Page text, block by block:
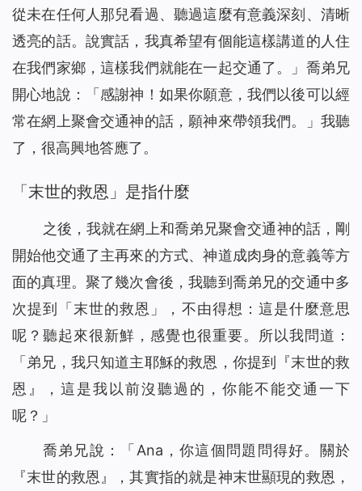
從未在任何人那兒看過、聽過這麼有意義深刻、清晰
透亮的話。說實話，我真希望有個能這樣講道的人住
在我們家鄉，這樣我們就能在一起交通了。」喬弟兄
開心地說：「感謝神！如果你願意，我們以後可以經
常在網上聚會交通神的話，願神來帶領我們。」我聽
了，很高興地答應了。
「末世的救恩 」 是指什麼
之後，我就在網上和喬弟兄聚會交通神的話，剛
開始他交通了主再來的方式、神道成肉身的意義等方
面的真理。聚了幾次會後，我聽到喬弟兄的交通中多
次提到「末世的救恩」，不由得想：這是什麼意思
呢？聽起來很新鮮，感覺也很重要。所以我問道：
「弟兄，我只知道主耶穌的救恩，你提到『末世的救
恩』，這是我以前沒聽過的，你能不能交通一下
呢？」
喬弟兄說：「Ana，你這個問題問得好。關於
『末世的救恩』，其實指的就是神末世顯現的救恩，